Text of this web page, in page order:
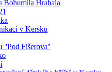
Bohumila Hrabala
v Kersku
''Pod Fišerova''